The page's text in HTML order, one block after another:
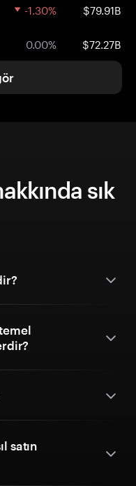
-1.30% $79.91B
0.00% $72.27B
sık
satın